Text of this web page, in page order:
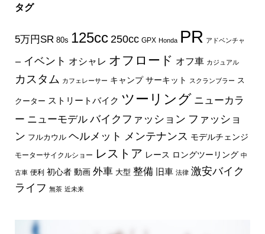
タグ
5万円SR 80s 125cc 250cc GPX Honda PR アドベンチャ
ー イベント オシャレ オフロード オフ車 カジュアル
カスタム カフェレーサー キャンプ サーキット スクランブラー ス
クーター ストリートバイク ツーリング ニューカラ
ー ニューモデル バイクファッション ファッショ
ン フルカウル ヘルメット メンテナンス モデルチェンジ
モーターサイクルショー レストア レース ロングツーリング 中
古車 便利 初心者 動画 外車 大型 整備 旧車 法律 激安バイク
ライフ 無茶 近未来